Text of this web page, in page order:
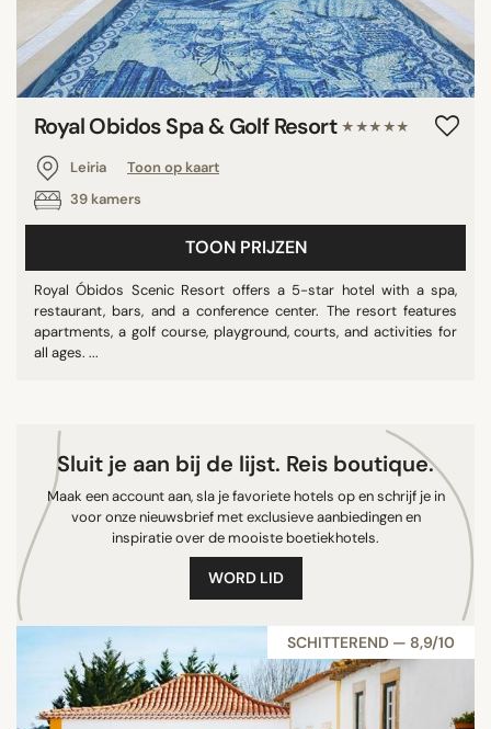
9/10
STAD
Óbidos
Leiria
Leiria
Santa Cruz
Ílhavo
Royal Obidos Spa & Golf Resort ★★★★★
Leiria
Toon op kaart
39 kamers
TOON PRIJZEN
Royal Óbidos Scenic Resort offers a 5-star hotel with a spa,
restaurant, bars, and a conference center. The resort features
apartments, a golf course, playground, courts, and activities for
all ages. ...
Sluit je aan bij de lijst. Reis boutique.
Maak een account aan, sla je favoriete hotels op en schrijf je in
voor onze nieuwsbrief met exclusieve aanbiedingen en
inspiratie over de mooiste boetiekhotels.
WORD LID
SCHITTEREND — 8,9/10